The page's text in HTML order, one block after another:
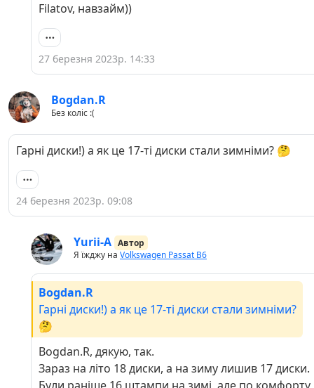
Filatov, навзайм))
27 березня 2023р. 14:33
Bogdan.R
Без коліс :(
Гарні диски!) а як це 17-ті диски стали зимніми? 🤔
24 березня 2023р. 09:08
Yurii-A Автор
Я їжджу на Volkswagen Passat B6
Bogdan.R
Гарні диски!) а як це 17-ті диски стали зимніми?
🤔
Bogdan.R, дякую, так.
Зараз на літо 18 диски, а на зиму лишив 17 диски.